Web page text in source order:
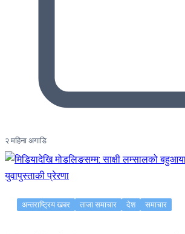
२ महिना अगाडि
अन्तराष्ट्रिय खबर ताजा समाचार देश समाचार